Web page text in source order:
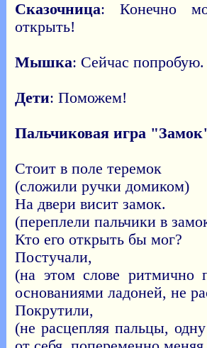
Сказочница: Конечно
открыть!
Мышка: Сейчас
Дети: Поможем!
Пальчиковая игра
Стоит в поле теремок
(cложили ручки домиком)
На двери висит замок.
(переплели пальчики в
Кто его открыть бы мог?
Постучали,
(на этом слове ритмично
основаниями ладоней, не
Покрутили,
(не расцепляя пальцы,